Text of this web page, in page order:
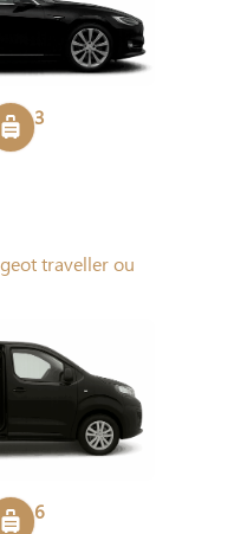
3
traveller ou
6